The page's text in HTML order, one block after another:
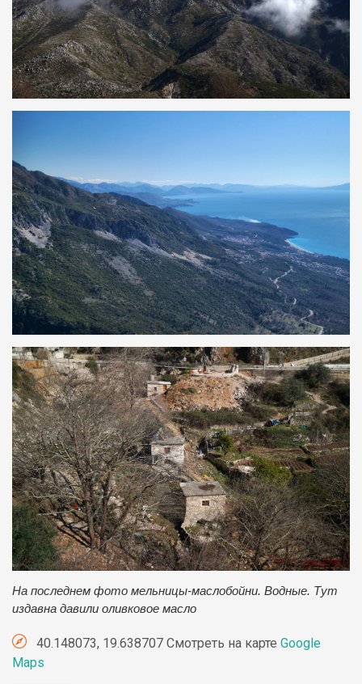
На последнем фото мельницы-маслобойни. Водные. Тут
издавна давили оливковое масло
40.148073, 19.638707 Смотреть на карте Google
Maps